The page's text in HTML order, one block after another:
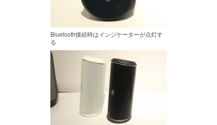
Bluetooth接続時はインジケーターが点灯す
る